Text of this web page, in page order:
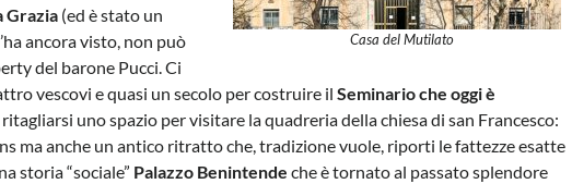
Casa del Mutilato
Grazia (ed è stato un
ancora visto, non può
del barone Pucci. Ci
vescovi e quasi un secolo per costruire il Seminario che oggi è
uno spazio per visitare la quadreria della chiesa di san Francesco:
ma anche un antico ritratto che, tradizione vuole, riporti le fattezze esatte
storia “sociale” Palazzo Benintende che è tornato al passato splendore